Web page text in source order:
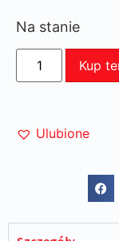
Na stanie
Kup
Ulubione